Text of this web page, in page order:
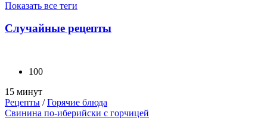
Показать все теги
Случайные рецепты
100
15 минут
Рецепты /Горячие блюда
Свинина по-иберийски с горчицей